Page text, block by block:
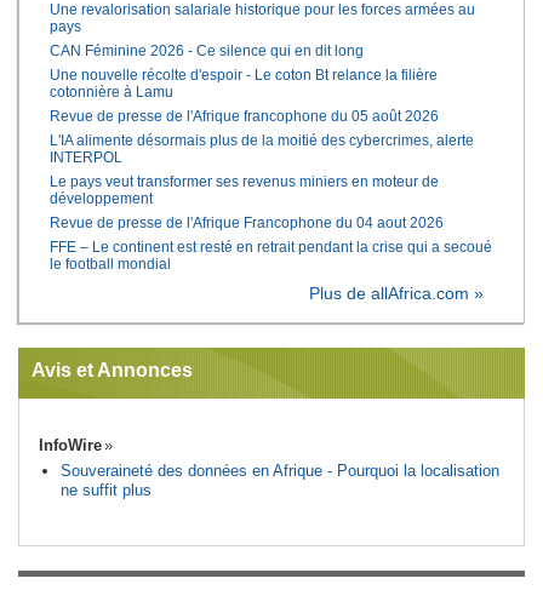
Une revalorisation salariale historique pour les forces armées au
pays
CAN Féminine 2026 - Ce silence qui en dit long
Une nouvelle récolte d'espoir - Le coton Bt relance la filière
cotonnière à Lamu
Revue de presse de l'Afrique francophone du 05 août 2026
L'IA alimente désormais plus de la moitié des cybercrimes, alerte
INTERPOL
Le pays veut transformer ses revenus miniers en moteur de
développement
Revue de presse de l'Afrique Francophone du 04 aout 2026
FFE – Le continent est resté en retrait pendant la crise qui a secoué
le football mondial
Plus de allAfrica.com »
Avis et Annonces
InfoWire
Souveraineté des données en Afrique - Pourquoi la localisation
ne suffit plus